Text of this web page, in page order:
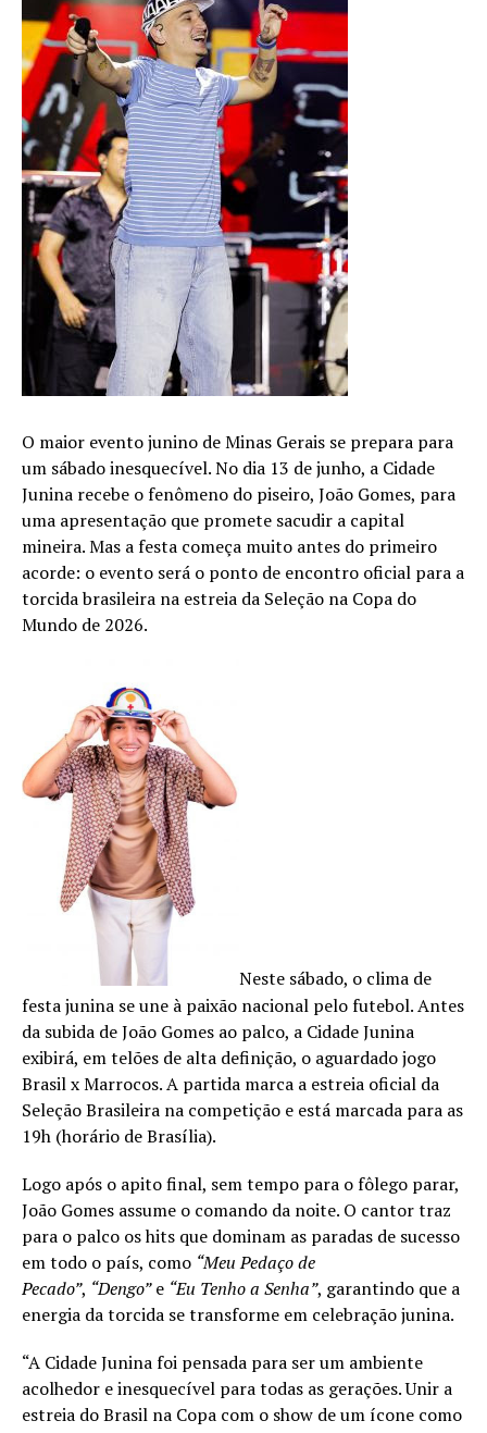
O maior evento junino de Minas Gerais se prepara para
um sábado inesquecível. No dia 13 de junho, a Cidade
Junina recebe o fenômeno do piseiro, João Gomes, para
uma apresentação que promete sacudir a capital
mineira. Mas a festa começa muito antes do primeiro
acorde: o evento será o ponto de encontro oficial para a
torcida brasileira na estreia da Seleção na Copa do
Mundo de 2026.
Neste sábado, o clima de
festa junina se une à paixão nacional pelo futebol. Antes
da subida de João Gomes ao palco, a Cidade Junina
exibirá, em telões de alta definição, o aguardado jogo
Brasil x Marrocos. A partida marca a estreia oficial da
Seleção Brasileira na competição e está marcada para as
19h (horário de Brasília).
Logo após o apito final, sem tempo para o fôlego parar,
João Gomes assume o comando da noite. O cantor traz
para o palco os hits que dominam as paradas de sucesso
em todo o país, como “Meu Pedaço de
Pecado”, “Dengo”e “Eu Tenho a Senha”, garantindo que a
energia da torcida se transforme em celebração junina.
“A Cidade Junina foi pensada para ser um ambiente
acolhedor e inesquecível para todas as gerações. Unir a
estreia do Brasil na Copa com o show de um ícone como